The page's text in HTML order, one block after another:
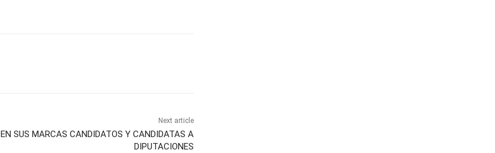
Next article
EN SUS MARCAS CANDIDATOS Y CANDIDATAS A
DIPUTACIONES